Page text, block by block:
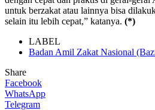
untuk berzakat atau lainnya bisa
selain itu lebih cepat,” katanya. (*)
LABEL
Badan Amil Zakat Nasional
Share
Facebook
WhatsApp
Telegram